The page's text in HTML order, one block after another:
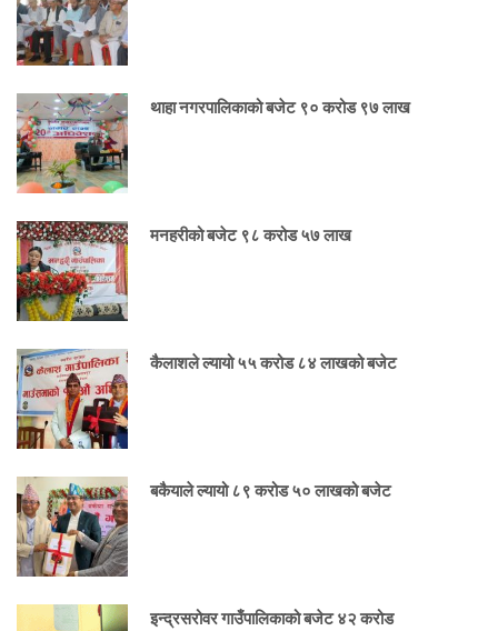
थाहा नगरपालिकाको बजेट ९० करोड ९७ लाख
मनहरीको बजेट ९८ करोड ५७ लाख
कैलाशले ल्यायो ५५ करोड ८४ लाखको बजेट
बकैयाले ल्यायो ८९ करोड ५० लाखको बजेट
इन्द्रसरोवर गाउँपालिकाको बजेट ४२ करोड